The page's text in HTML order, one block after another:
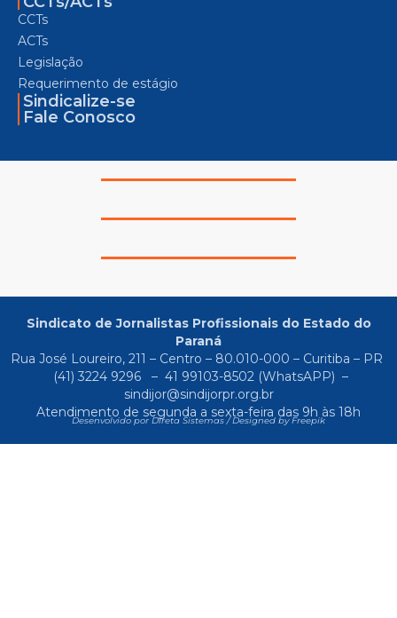
CCTs
ACTs
Legislação
Requerimento de estágio
Sindicalize-se
Fale Conosco
Sindicato de Jornalistas Profissionais do Estado do
Paraná
Rua José Loureiro, 211 – Centro – 80.010-000 – Curitiba – PR
(41) 3224 9296
– 41 99103-8502(WhatsAPP) –
sindijor@sindijorpr.org.br
Atendimento de segunda a sexta-feira das 9h às 18h
Desenvolvido por Direta Sistemas /Designed by Freepik